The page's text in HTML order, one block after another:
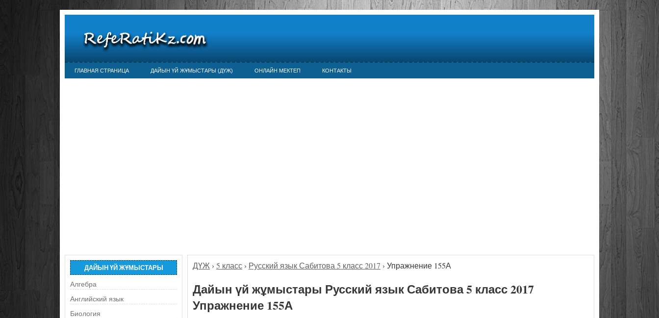
ГЛАВНАЯ СТРАНИЦА ДАЙЫН ҮЙ ЖҰМЫСТАРЫ (ДҮЖ) ОНЛАЙН МЕКТЕП КОНТАКТЫ
ДАЙЫН ҮЙ ЖҰМЫСТАРЫ
Алгебра
Английский язык
Биология
ДҮЖ › 5 класс › Русский язык Сабитова 5 класс 2017 › Упражнение 155А
Дайын үй жұмыстары Русский язык Сабитова 5 класс 2017
Упражнение 155А